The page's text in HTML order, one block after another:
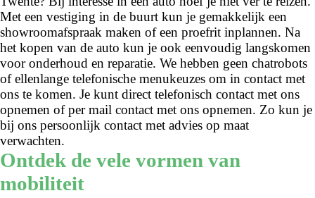
Met een vestiging in de buurt kun je gemakkelijk een
showroomafspraak maken of een proefrit inplannen. Na
het kopen van de auto kun je ook eenvoudig langskomen
voor onderhoud en reparatie. We hebben geen chatrobots
of ellenlange telefonische menukeuzes om in contact met
ons te komen. Je kunt direct telefonisch contact met ons
opnemen of per mail contact met ons opnemen. Zo kun je
bij ons persoonlijk contact met advies op maat
verwachten.
Ontdek de vele vormen van
mobiliteit